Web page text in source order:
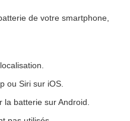
de votre smartphone,
ou Siri sur iOS.
batterie sur Android.